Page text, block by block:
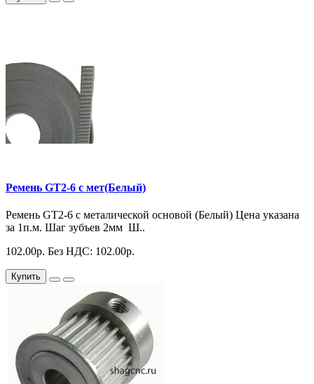
Ремень GT2-6 с мет(Белый)
Ремень GT2-6 с металической основой (Белый) Цена указана
за 1п.м. Шаг зубъев 2мм Ш..
102.00р. Без НДС: 102.00р.
Купить